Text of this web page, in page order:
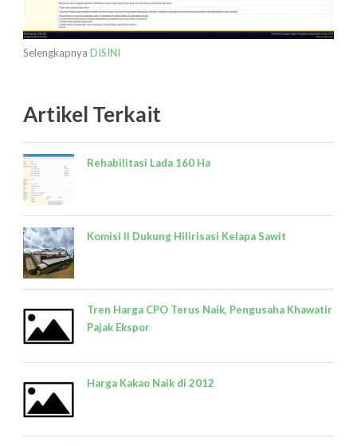
Selengkapnya DISINI
Artikel Terkait
Rehabilitasi Lada 160 Ha
Komisi II Dukung Hilirisasi Kelapa Sawit
Tren Harga CPO Terus Naik, Pengusaha Khawatir
Pajak Ekspor
Harga Kakao Naik di 2012